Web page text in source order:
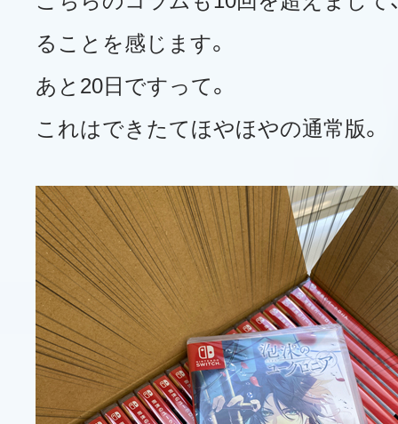
ることを感じます。
あと20日ですって。
これはできたてほやほやの通常版。